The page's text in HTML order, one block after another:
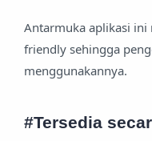
Antarmuka aplikasi ini
friendly sehingga
menggunakannya.
#Tersedia